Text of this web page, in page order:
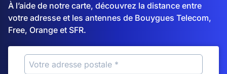
À l’aide de notre carte, découvrez la distance entre
votre adresse et les antennes de Bouygues Telecom,
Free, Orange et SFR.